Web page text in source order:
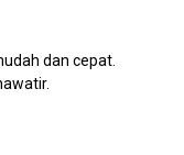
dan cepat.